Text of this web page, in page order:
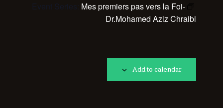
Event Series: Mes premiers pas vers la Foi-
Dr.Mohamed Aziz Chraibi
Add to calendar